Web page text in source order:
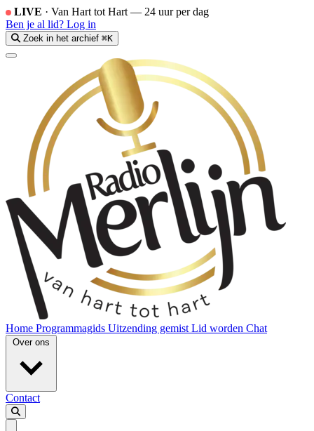
LIVE · Van Hart tot Hart — 24 uur per dag
Ben je al lid? Log in
Zoek in het archief ⌘K
Home Programmagids Uitzending gemist Lid worden Chat
Over ons
Contact